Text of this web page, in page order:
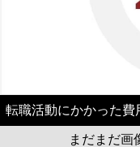
転職活動にかかった費
まだまだ画